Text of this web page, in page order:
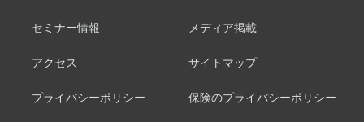
セミナー情報 メディア掲載
アクセス サイトマップ
プライバシーポリシー 保険のプライバシーポリシー